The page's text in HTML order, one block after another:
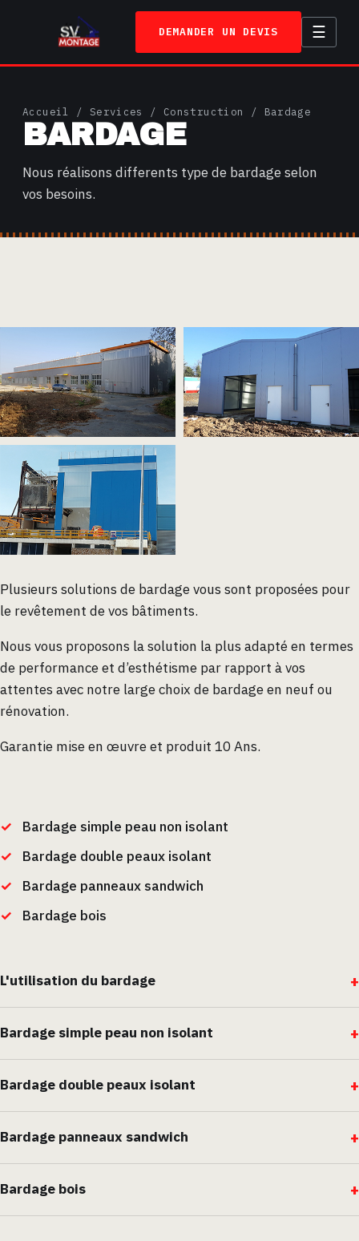
SERVICES
A PROPOS
CONTACT
DEMANDER UN DEVIS ☰
Accueil / Services / Construction / Bardage
BARDAGE
Nous réalisons differents type de bardage selon
vos besoins.
Plusieurs solutions de bardage vous sont proposées pour
le revêtement de vos bâtiments.
Nous vous proposons la solution la plus adapté en termes
de performance et d’esthétisme par rapport à vos
attentes avec notre large choix de bardage en neuf ou
rénovation.
Garantie mise en œuvre et produit 10 Ans.
Bardage simple peau non isolant
Bardage double peaux isolant
Bardage panneaux sandwich
Bardage bois
L'utilisation du bardage
Bardage simple peau non isolant
Bardage double peaux isolant
Bardage panneaux sandwich
Bardage bois